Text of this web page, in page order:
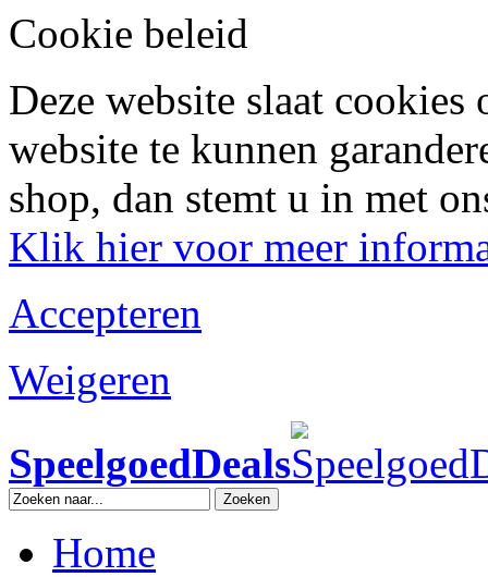
Cookie beleid
Deze website slaat
website te kunnen
shop, dan stemt u in met
Klik hier voor meer
Accepteren
Weigeren
SpeelgoedDeals
Zoeken
Home